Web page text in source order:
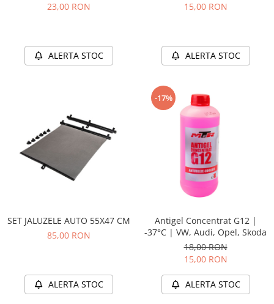
23,00 RON
ALERTA STOC
15,00 RON
ALERTA STOC
SET JALUZELE AUTO 55X47 CM
85,00 RON
ALERTA STOC
-17%
Antigel Concentrat G12 |
-37°C | VW, Audi, Opel, Skoda
18,00 RON
15,00 RON
ALERTA STOC